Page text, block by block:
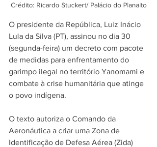
Crédito: Ricardo Stuckert/ Palácio do Planalto
O presidente da República, Luiz Inácio
Lula da Silva (PT), assinou no dia 30
(segunda-feira) um decreto com pacote
de medidas para enfrentamento do
garimpo ilegal no território Yanomami e
combate à crise humanitária que atinge
o povo indígena.
O texto autoriza o Comando da
Aeronáutica a criar uma Zona de
Identificação de Defesa Aérea (Zida)